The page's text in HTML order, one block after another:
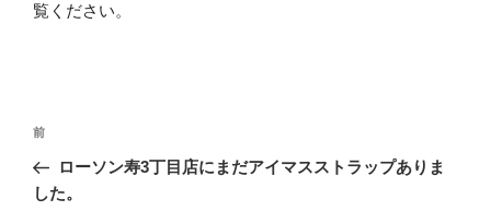
覧ください。
投
ナ
前
の
投
前
ローソン寿3丁目店にまだアイマスストラップありま
した。